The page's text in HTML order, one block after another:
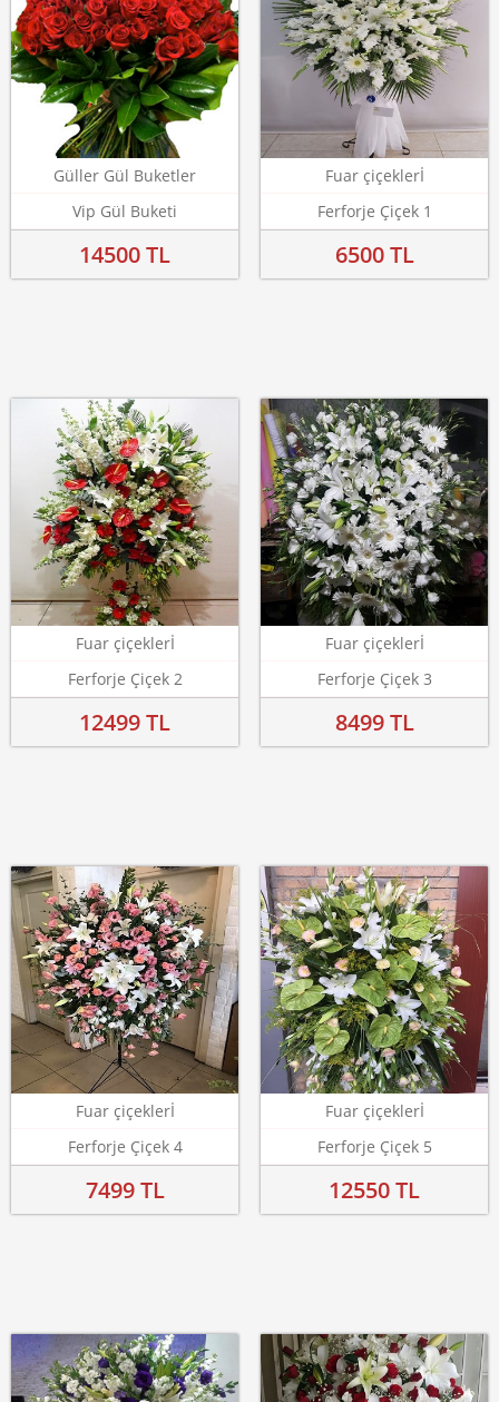
Güller Gül Buketler
Vip Gül Buketi
14500 TL
Fuar çiçeklerİ
Ferforje Çiçek 1
6500 TL
Fuar çiçeklerİ
Ferforje Çiçek 2
12499 TL
Fuar çiçeklerİ
Ferforje Çiçek 3
8499 TL
Fuar çiçeklerİ
Ferforje Çiçek 4
7499 TL
Fuar çiçeklerİ
Ferforje Çiçek 5
12550 TL